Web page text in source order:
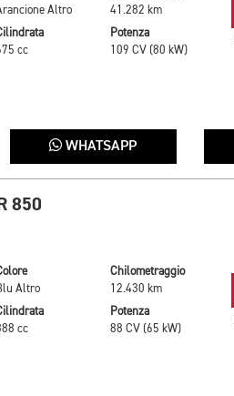
Altro
41.282 km
cc
Potenza
109 CV (80 kW)
WHATSAPP
850
Altro
Chilometraggio
12.430 km
cc
Potenza
88 CV (65 kW)